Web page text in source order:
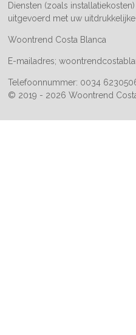
Diensten (zoals
uitgevoerd met uw
Woontrend Costa Blanca
E-mailadres;
Telefoonnummer: 0034
© 2019 - 2026 Woontrend